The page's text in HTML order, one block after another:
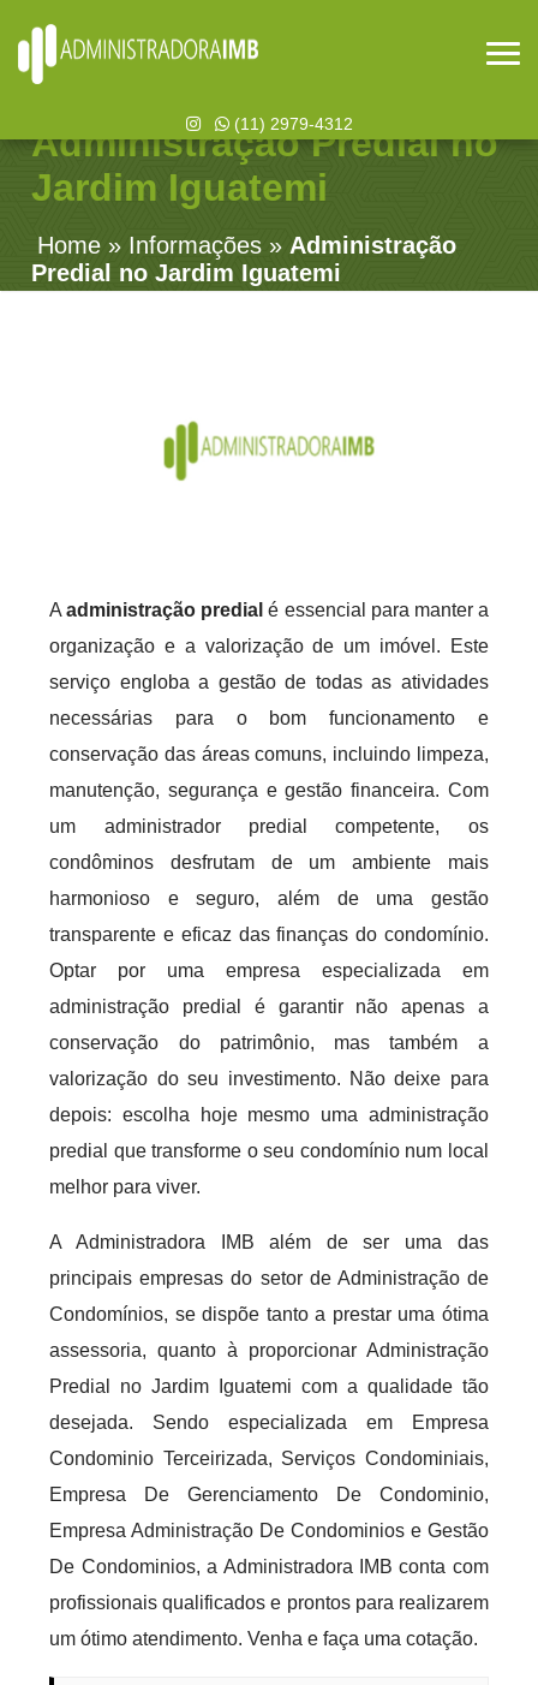
(11) 2979-4312
Administração Predial no
Jardim Iguatemi
Home » Informações » Administração
Predial no Jardim Iguatemi
Aadministração predial é essencial para manter a
organização e a valorização de um imóvel. Este
serviço engloba a gestão de todas as atividades
necessárias para o bom funcionamento e
conservação das áreas comuns, incluindo limpeza,
manutenção, segurança e gestão financeira. Com
um administrador predial competente, os
condôminos desfrutam de um ambiente mais
harmonioso e seguro, além de uma gestão
transparente e eficaz das finanças do condomínio.
Optar por uma empresa especializada em
administração predial é garantir não apenas a
conservação do patrimônio, mas também a
valorização do seu investimento. Não deixe para
depois: escolha hoje mesmo uma administração
predial que transforme o seu condomínio num local
melhor para viver.
A Administradora IMB além de ser uma das
principais empresas do setor de Administração de
Condomínios, se dispõe tanto a prestar uma ótima
assessoria, quanto à proporcionar Administração
Predial no Jardim Iguatemi com a qualidade tão
desejada. Sendo especializada em Empresa
Condominio Terceirizada, Serviços Condominiais,
Empresa De Gerenciamento De Condominio,
Empresa Administração De Condominios e Gestão
De Condominios, a Administradora IMB conta com
profissionais qualificados e prontos para realizarem
um ótimo atendimento. Venha e faça uma cotação.